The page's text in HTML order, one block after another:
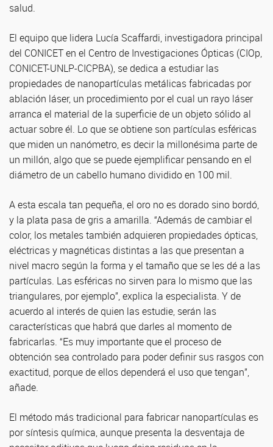
salud.
El equipo que lidera Lucía Scaffardi, investigadora principal
del CONICET en el Centro de Investigaciones Ópticas (CIOp,
CONICET-UNLP-CICPBA), se dedica a estudiar las
propiedades de nanopartículas metálicas fabricadas por
ablación láser, un procedimiento por el cual un rayo láser
arranca el material de la superficie de un objeto sólido al
actuar sobre él. Lo que se obtiene son partículas esféricas
que miden un nanómetro, es decir la millonésima parte de
un millón, algo que se puede ejemplificar pensando en el
diámetro de un cabello humano dividido en 100 mil.
A esta escala tan pequeña, el oro no es dorado sino bordó,
y la plata pasa de gris a amarilla. “Además de cambiar el
color, los metales también adquieren propiedades ópticas,
eléctricas y magnéticas distintas a las que presentan a
nivel macro según la forma y el tamaño que se les dé a las
partículas. Las esféricas no sirven para lo mismo que las
triangulares, por ejemplo”, explica la especialista. Y de
acuerdo al interés de quien las estudie, serán las
características que habrá que darles al momento de
fabricarlas. “Es muy importante que el proceso de
obtención sea controlado para poder definir sus rasgos con
exactitud, porque de ellos dependerá el uso que tengan”,
añade.
El método más tradicional para fabricar nanopartículas es
por síntesis química, aunque presenta la desventaja de